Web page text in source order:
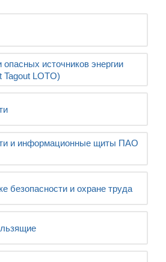
источников энергии
LOTO)
и информационные щиты ПАО
безопасности и охране труда